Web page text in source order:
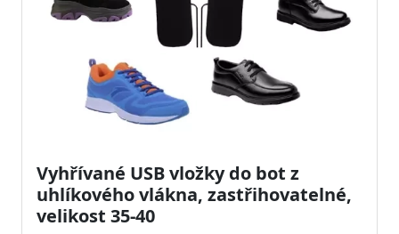
Vyhřívané USB vložky do bot z
uhlíkového vlákna, zastřihovatelné,
velikost 35-40